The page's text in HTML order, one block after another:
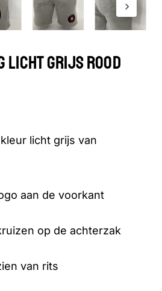
LICHT GRIJS ROOD
licht grijs van
aan de voorkant
op de achterzak
van rits